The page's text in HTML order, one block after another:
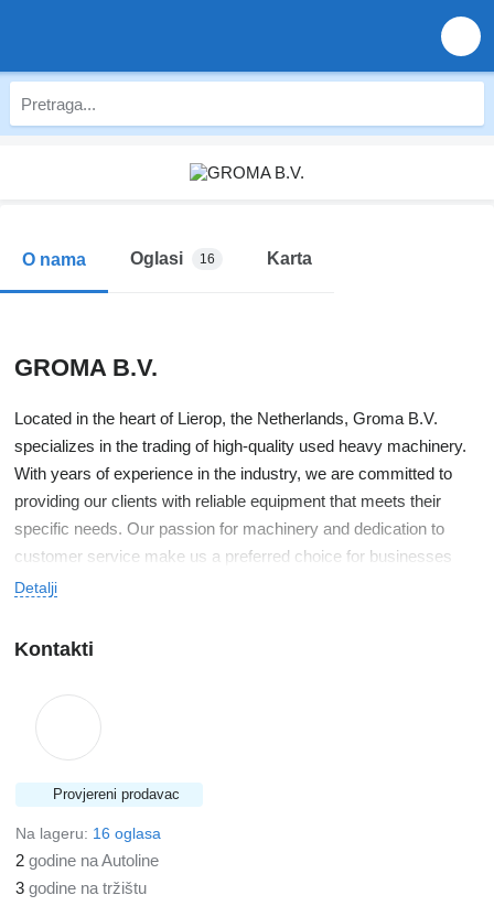
O nama Oglasi 16 Karta
GROMA B.V.
Located in the heart of Lierop, the Netherlands, Groma B.V.
specializes in the trading of high-quality used heavy machinery.
With years of experience in the industry, we are committed to
providing our clients with reliable equipment that meets their
specific needs. Our passion for machinery and dedication to
customer service make us a preferred choice for businesses
across various sectors.
Detalji
Kontakti
Provjereni prodavac
Na lageru: 16 oglasa
2 godine na Autoline
3 godine na tržištu